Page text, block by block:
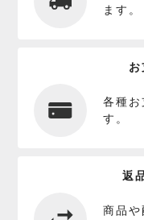
ます。
各種お
す。
返
商品や